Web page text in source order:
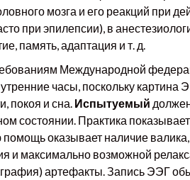
мозга и его реакций при
при эпилепсии), в
память, адаптация и т. д.
Международной
часы, поскольку
покоя и сна. Испытуемый
состоянии. Практика
оказывает наличие
и максимально возможной
артефакты. Запись ЭЭГ